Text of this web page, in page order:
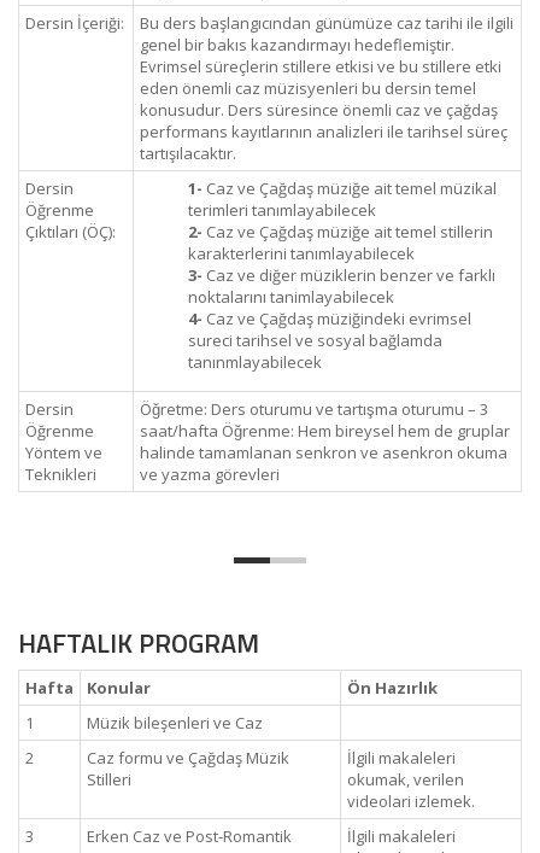
Dersin İçeriği:
Bu ders başlangıcından günümüze caz tarihi ile ilgili
genel bir bakıs kazandırmayı hedeflemiştir.
Evrimsel süreçlerin stillere etkisi ve bu stillere etki
eden önemli caz müzisyenleri bu dersin temel
konusudur. Ders süresince önemli caz ve çağdaş
performans kayıtlarının analizleri ile tarihsel süreç
tartışılacaktır.
Dersin
Öğrenme
Çıktıları (ÖÇ):
1- Caz ve Çağdaş müziğe ait temel müzikal
terimleri tanımlayabilecek
2- Caz ve Çağdaş müziğe ait temel stillerin
karakterlerini tanımlayabilecek
3- Caz ve diğer müziklerin benzer ve farklı
noktalarını tanimlayabilecek
4- Caz ve Çağdaş müziğindeki evrimsel
sureci tarihsel ve sosyal bağlamda
tanınmlayabilecek
Dersin
Öğrenme
Yöntem ve
Teknikleri
Öğretme: Ders oturumu ve tartışma oturumu – 3
saat/hafta Öğrenme: Hem bireysel hem de gruplar
halinde tamamlanan senkron ve asenkron okuma
ve yazma görevleri
HAFTALIK PROGRAM
Hafta Konular
Ön Hazırlık
1
Müzik bileşenleri ve Caz
2
Caz formu ve Çağdaş Müzik
Stilleri
İlgili makaleleri
okumak, verilen
videolari izlemek.
3
Erken Caz ve Post-Romantik
İlgili makaleleri